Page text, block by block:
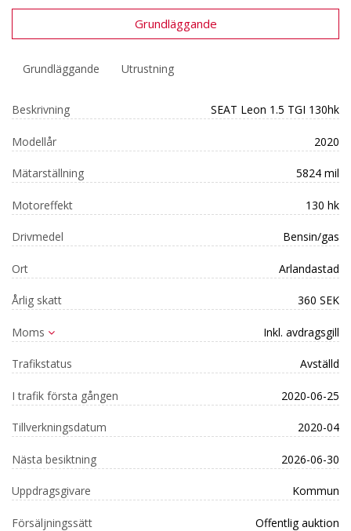
Grundläggande
Grundläggande Utrustning
Beskrivning SEAT Leon 1.5 TGI 130hk
Modellår 2020
Mätarställning 5824 mil
Motoreffekt 130 hk
Drivmedel Bensin/gas
Ort Arlandastad
Årlig skatt 360 SEK
Moms Inkl. avdragsgill
Trafikstatus Avställd
I trafik första gången 2020-06-25
Tillverkningsdatum 2020-04
Nästa besiktning 2026-06-30
Uppdragsgivare Kommun
Försäljningssätt Offentlig auktion